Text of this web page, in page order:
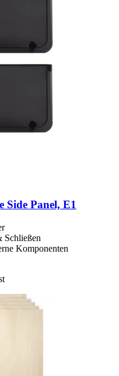
Side Panel, E1
Schließen
Komponenten